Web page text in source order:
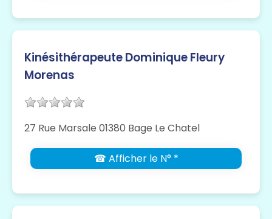
Kinésithérapeute Dominique Fleury
Morenas
27 Rue Marsale 01380 Bage Le Chatel
☎ Afficher le N° *